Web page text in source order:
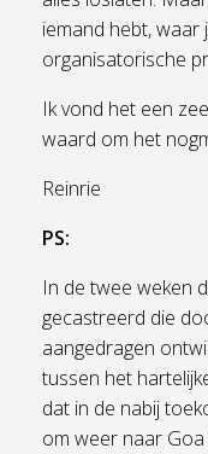
iemand hebt, waar
organisatorische
Ik vond het een
waard om het
Reinrie
PS:
In de twee weken
gecastreerd die
aangedragen
tussen het
dat in de nabij
om weer naar